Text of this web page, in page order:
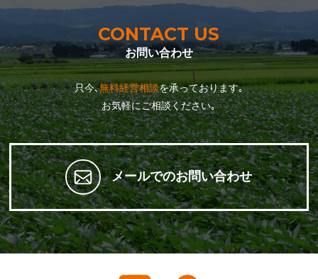
CONTACT US
お問い合わせ
只今､無料経営相談を承っております｡
お気軽にご相談ください｡
メールでのお問い合わせ